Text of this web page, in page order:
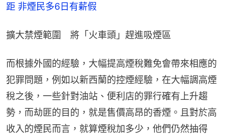
距 非煙民多6日有薪假
擴大禁煙範圍　將「火車頭」趕進吸煙區
而根據外國的經驗，大幅提高煙稅難免會帶來相應的
犯罪問題，例如以新西蘭的控煙經驗，在大幅調高煙
稅之後，一些針對油站、便利店的罪行確有上升趨
勢，而劫匪的目的，就是售價高昂的香煙。且對於高
收入的煙民而言，就算煙稅加多少，他們仍然抽得